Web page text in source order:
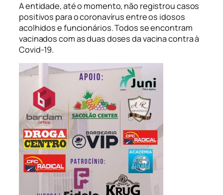
A entidade, até o momento, não registrou casos
positivos para o coronavírus entre os idosos
acolhidos e funcionários. Todos se encontram
vacinados com as duas doses da vacina contra à
Covid-19.